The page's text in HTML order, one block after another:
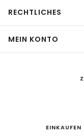
RECHTLICHES
MEIN KONTO
EINKAUFEN